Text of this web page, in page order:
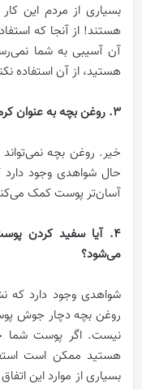
بسیاری از مردم این
هستند! از آنجا که
آن آسیبی به شما
هستید، از آن استفاده
3. روغن بچه به عنوان کرم موبر نیز قابلیت استفاده دارد؟
خیر. روغن بچه
حال شواهدی وجود
آسان‌تر پوست کمک
4. آیا سفید کردن
می‌شود؟
شواهدی وجود دارد که
روغن بچه دچار جوش
نیست. اگر پوست شما
هستید ممکن است
بسیاری از موارد این